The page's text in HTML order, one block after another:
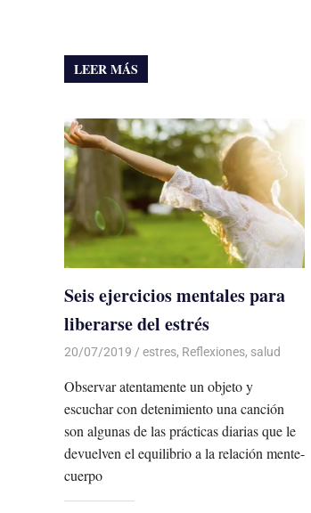
LEER MÁS
Seis ejercicios mentales para
liberarse del estrés
20/07/2019 De todo un Poco
estres, Reflexiones, salud
Observar atentamente un objeto y
escuchar con detenimiento una canción
son algunas de las prácticas diarias que le
devuelven el equilibrio a la relación mente-
cuerpo